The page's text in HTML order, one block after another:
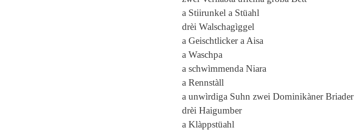
a Stiirunkel a Stüahl
drèi Walschagìggel
a Geischtlicker a Aisa
a Waschpa
a schwìmmenda Niara
a Rennstàll
a unwìrdiga Suhn zwei Dominikàner Briader
drèi Haigumber
a Klàppstüahl